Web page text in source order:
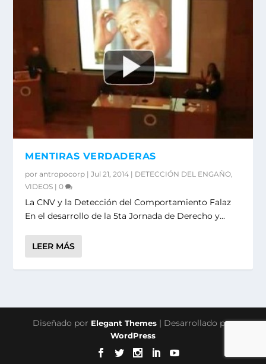
MENTIRAS VERDADERAS
porantropocorp |Jul 21, 2014 | DETECCIÓN DEL ENGAÑO
VIDEOS |0
La CNV y la Detección del Comportamiento Falaz
En el desarrollo de la 5ta Jornada de Derecho y...
LEER MÁS
Diseñado por Elegant Themes| Desarrollado por
WordPress